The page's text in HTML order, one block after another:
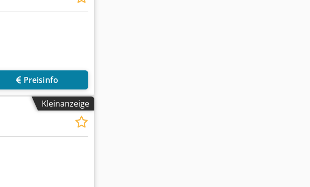
Preisinfo
Kleinanzeige